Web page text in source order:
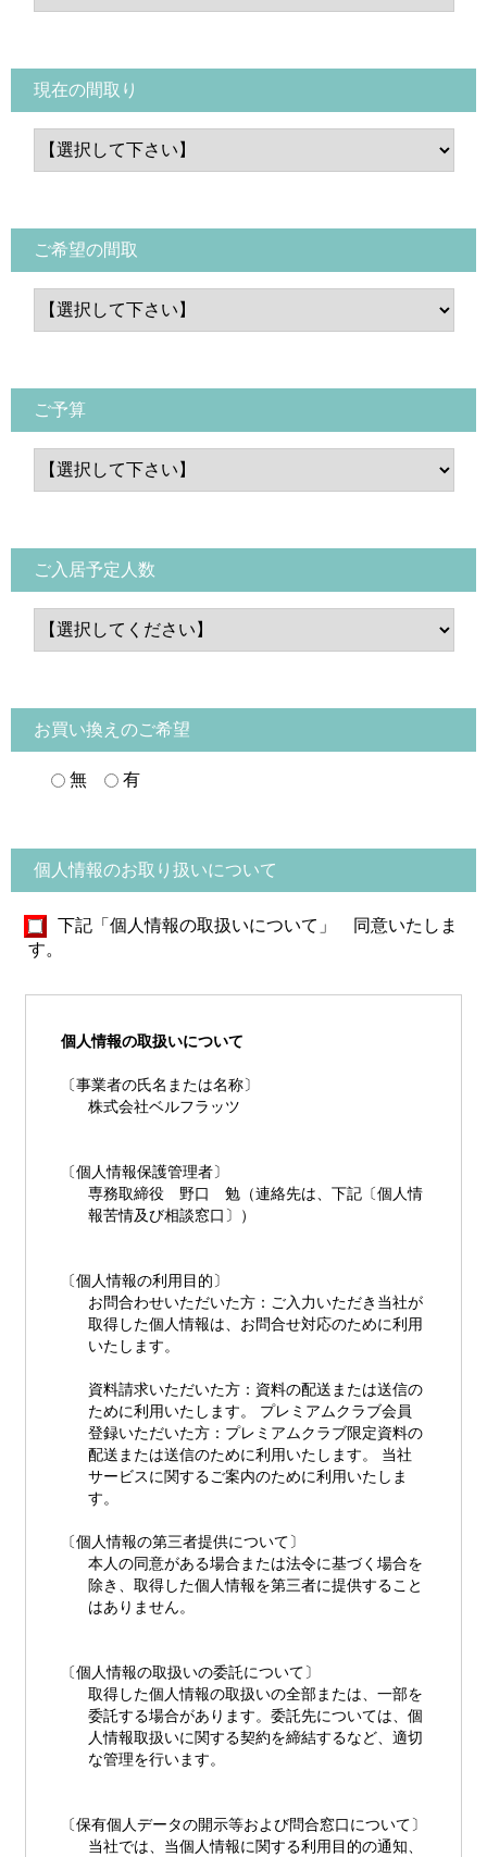
現在の間取り
ご希望の間取
ご予算
ご入居予定人数
お買い換えのご希望
無 有
個人情報のお取り扱いについて
下記「個人情報の取扱いについて」 同意いたしま
す。
個人情報の取扱いについて
〔事業者の氏名または名称〕
株式会社ベルフラッツ
〔個人情報保護管理者〕
専務取締役 野口 勉（連絡先は、下記〔個人情
報苦情及び相談窓口〕）
〔個人情報の利用目的〕
お問合わせいただいた方：ご入力いただき当社が
取得した個人情報は、お問合せ対応のために利用
いたします。
資料請求いただいた方：資料の配送または送信の
ために利用いたします。 プレミアムクラブ会員
登録いただいた方：プレミアムクラブ限定資料の
配送または送信のために利用いたします。 当社
サービスに関するご案内のために利用いたしま
す。
〔個人情報の第三者提供について〕
本人の同意がある場合または法令に基づく場合を
除き、取得した個人情報を第三者に提供すること
はありません。
〔個人情報の取扱いの委託について〕
取得した個人情報の取扱いの全部または、一部を
委託する場合があります。委託先については、個
人情報取扱いに関する契約を締結するなど、適切
な管理を行います。
〔保有個人データの開示等および問合窓口について〕
当社では、当個人情報に関する利用目的の通知、